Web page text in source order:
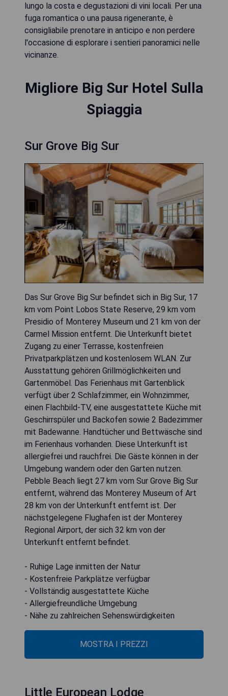
lungo la costa e degustazioni di vini locali. Per una
fuga romantica o una pausa rigenerante, è
consigliabile prenotare in anticipo e non perdere
l'occasione di esplorare i sentieri panoramici nelle
vicinanze.
Migliore Big Sur Hotel Sulla
Spiaggia
Sur Grove Big Sur
Das Sur Grove Big Sur befindet sich in Big Sur, 17
km vom Point Lobos State Reserve, 29 km vom
Presidio of Monterey Museum und 21 km von der
Carmel Mission entfernt. Die Unterkunft bietet
Zugang zu einer Terrasse, kostenfreien
Privatparkplätzen und kostenlosem WLAN. Zur
Ausstattung gehören Grillmöglichkeiten und
Gartenmöbel. Das Ferienhaus mit Gartenblick
verfügt über 2 Schlafzimmer, ein Wohnzimmer,
einen Flachbild-TV, eine ausgestattete Küche mit
Geschirrspüler und Backofen sowie 2 Badezimmer
mit Badewanne. Handtücher und Bettwäsche sind
im Ferienhaus vorhanden. Diese Unterkunft ist
allergiefrei und rauchfrei. Die Gäste können in der
Umgebung wandern oder den Garten nutzen.
Pebble Beach liegt 27 km vom Sur Grove Big Sur
entfernt, während das Monterey Museum of Art
28 km von der Unterkunft entfernt ist. Der
nächstgelegene Flughafen ist der Monterey
Regional Airport, der sich 32 km von der
Unterkunft entfernt befindet.
- Ruhige Lage inmitten der Natur
- Kostenfreie Parkplätze verfügbar
- Vollständig ausgestattete Küche
- Allergiefreundliche Umgebung
- Nähe zu zahlreichen Sehenswürdigkeiten
MOSTRA I PREZZI
Little European Lodge